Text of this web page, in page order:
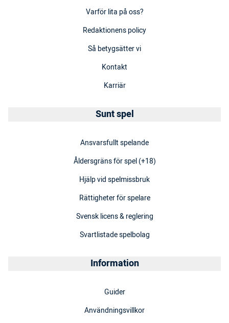
Varför lita på oss?
Redaktionens policy
Så betygsätter vi
Kontakt
Karriär
Sunt spel
Ansvarsfullt spelande
Åldersgräns för spel (+18)
Hjälp vid spelmissbruk
Rättigheter för spelare
Svensk licens & reglering
Svartlistade spelbolag
Information
Guider
Användningsvillkor